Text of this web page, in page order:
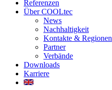
Referenzen
Über COOLtec
News
Nachhaltigkeit
Kontakte & Regionen
Partner
Verbände
Downloads
Karriere